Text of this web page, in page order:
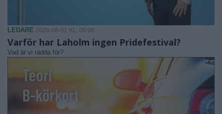
LEDARE 2026-08-01 KL. 06:00
Varför har Laholm ingen Pridefestival?
Vad är vi rädda för?